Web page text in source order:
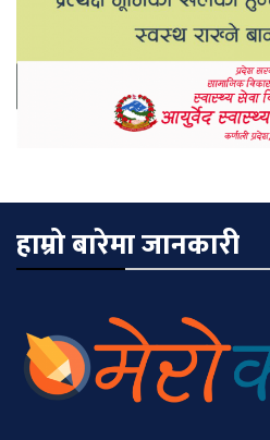
हाम्रो बारेमा जानकारी